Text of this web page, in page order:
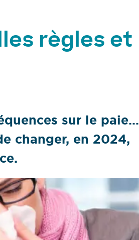
règles et
sur le paie…
changer, en 2024,